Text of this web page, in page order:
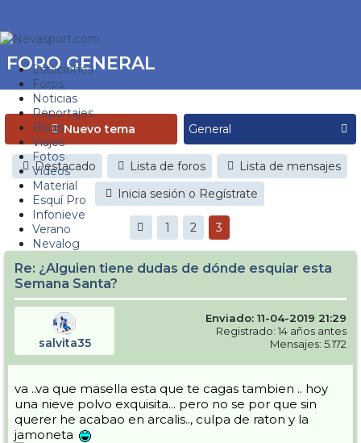
Estaciones
Foros
Noticias
Reportajes
Blogs
Viajes
Fotos
Videos
Material
Esquí Pro
Infonieve
Verano
Nevalog
FORO GENERAL
Nuevo tema
Destacado Lista de foros
Lista de mensajes
Inicia sesión o Regístrate
1 2 3
Re: ¿Alguien tiene dudas de dónde esquiar esta
Semana Santa?
salvita35
Enviado: 11-04-2019 21:29
Registrado: 14 años antes
Mensajes: 5.172
va ..va que masella esta que te cagas tambien .. hoy
una nieve polvo exquisita... pero no se por que sin
querer he acabao en arcalis.., culpa de raton y la
jamoneta